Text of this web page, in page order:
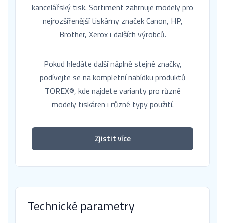
kancelářský tisk. Sortiment zahrnuje modely pro
nejrozšířenější tiskárny značek Canon, HP,
Brother, Xerox i dalších výrobců.
Pokud hledáte další náplně stejné značky,
podívejte se na kompletní nabídku produktů
TOREX®, kde najdete varianty pro různé
modely tiskáren i různé typy použití.
Zjistit více
Technické parametry